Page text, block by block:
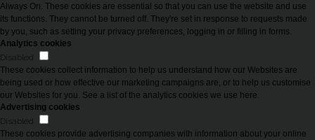
Always On. These cookies are essential so that you can use the website and use
its functions. They cannot be turned off. They're set in response to requests made
by you, such as setting your privacy preferences, logging in or filling in forms.
Analytics cookies
Disabled
These cookies collect information to help us understand how our Websites are
being used or how effective our marketing campaigns are, or to help us customise
our Websites for you. See a list of the analytics cookies we use here.
Advertising cookies
Disabled
These cookies provide advertising companies with information about your online